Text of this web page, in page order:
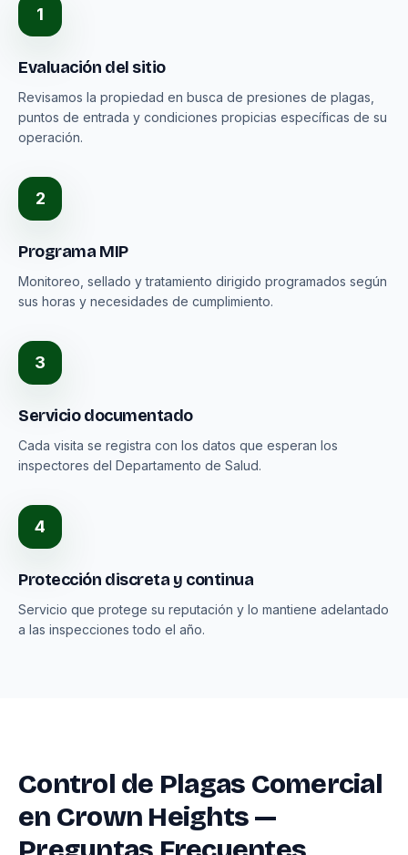
1
Evaluación del sitio
Revisamos la propiedad en busca de presiones de plagas,
puntos de entrada y condiciones propicias específicas de su
operación.
2
Programa MIP
Monitoreo, sellado y tratamiento dirigido programados según
sus horas y necesidades de cumplimiento.
3
Servicio documentado
Cada visita se registra con los datos que esperan los
inspectores del Departamento de Salud.
4
Protección discreta y continua
Servicio que protege su reputación y lo mantiene adelantado
a las inspecciones todo el año.
Control de Plagas Comercial
en Crown Heights —